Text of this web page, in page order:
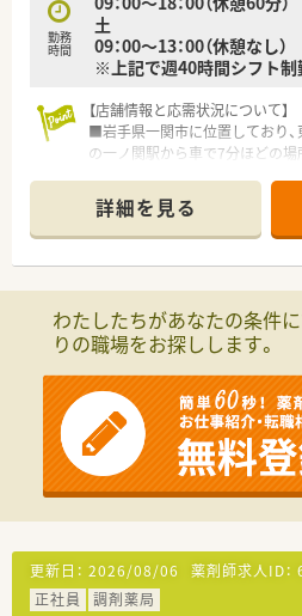
勤務
時間
土
09：00～13：00（休憩なし）
※上記で週40時間シフト制
【店舗情報と応需状況について】
■岩手県一関市に位置しており
の一ノ関駅から車で7分ほどの場
多様な処方箋を安定して応需し
■近隣の医療機関からも広く処
なお薬を約1200品目ほど幅広く
■2018年に創立された法人で、
を岩手県一関市にて1店舗運営し
■今後も組織としてさらなる成
■働くスタッフ一人ひとりを非
おり、会社全体のチームワーク
【こんな方にオススメ】
■平日は18時までの勤務で残業も
ライフバランスを最優先にした
■将来的に薬局長や管理薬剤師
■人柄を重視した温かい職場環境
ながら働きたいと考えている方に
詳細を見る
わたしたちがあなたの条件
りの職場をお探しします。
更新日： 2026/08/06 薬剤師求人ID：
正社員
調剤薬局